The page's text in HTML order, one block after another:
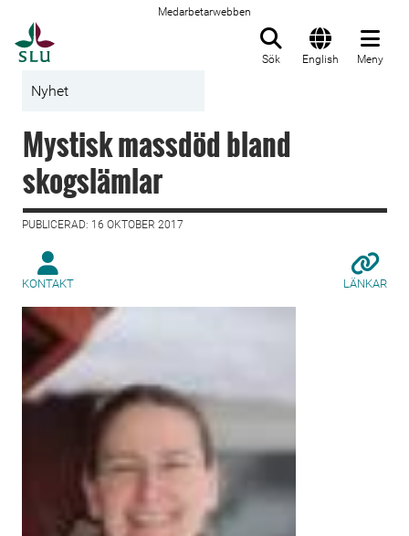
Medarbetarwebben
Sök English Meny
Nyhet
Mystisk massdöd bland
skogslämlar
PUBLICERAD: 16 OKTOBER 2017
KONTAKT LÄNKAR